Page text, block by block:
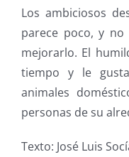
Los ambiciosos
parece poco, y
mejorarlo. El
tiempo y le
animales
personas de su
Texto: José Luis